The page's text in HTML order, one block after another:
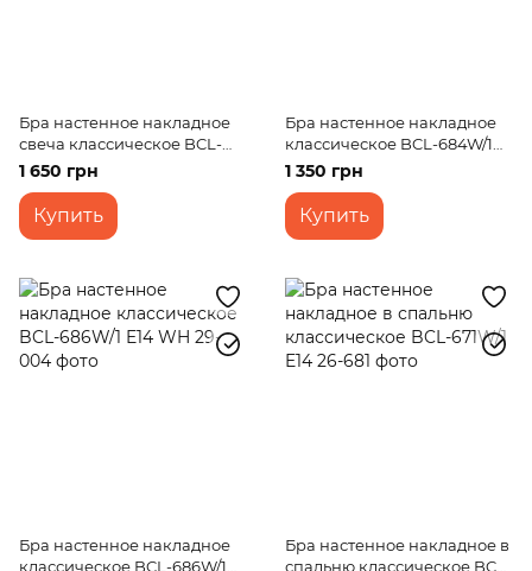
Бра настенное накладное
свеча классическое BCL-
074W/1 Gold
1 650 грн
Купить
Бра настенное накладное
классическое BCL-684W/1
E14 GREY
1 350 грн
Купить
Бра настенное накладное
классическое BCL-686W/1
Бра настенное накладное в
спальню классическое BCL-